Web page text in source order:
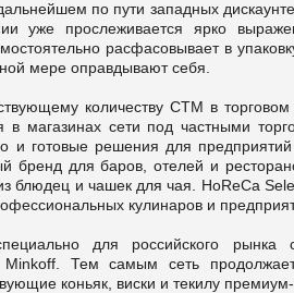
по пути западных
уже прослеживается ярко
расфасовывает в
мере оправдывают себя.
количеству СТМ в
в магазинах сети под частными
и готовые решения для
бренд для баров, отелей и
блюдец и чашек для чая. HoReCa
кулинаров и
для российского рынка
Тем самым сеть продолжает
коньяк, виски и текилу премиум-